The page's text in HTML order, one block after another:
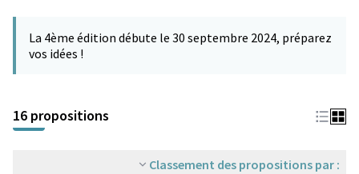
La 4ème édition débute le 30 septembre 2024, préparez
vos idées !
16 propositions
Classement des propositions par :